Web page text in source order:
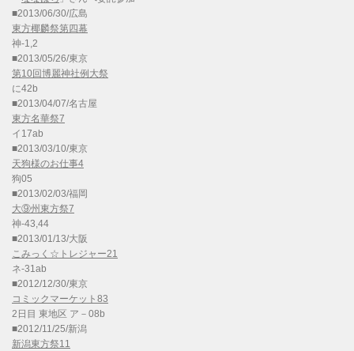
■2013/06/30/広島
東方椰麟祭第四幕
神-1,2
■2013/05/26/東京
第10回博麗神社例大祭
に42b
■2013/04/07/名古屋
東方名華祭7
イ17ab
■2013/03/10/東京
天狗様のお仕事4
狗05
■2013/02/03/福岡
大⑨州東方祭7
神-43,44
■2013/01/13/大阪
こみっく☆トレジャー21
ネ-31ab
■2012/12/30/東京
コミックマーケット83
2日目 東地区 ア－08b
■2012/11/25/新潟
新潟東方祭11